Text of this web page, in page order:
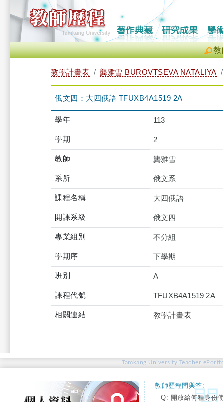
教
教學計畫表 龔雅雪 BUROVTSEVA NATALIYA
俄文四：大四俄語 TFUXB4A1519 2A
學年 113
學期 2
教師 龔雅雪
系所 俄文系
課程名稱 大四俄語
開課系級 俄文四
專業組別 不分組
學期序 下學期
班別 A
課程代號 TFUXB4A1519 2A
相關連結 教學計畫表
Tamkang University Teacher
教師歷程問與答:
Q: 開放給何種身份